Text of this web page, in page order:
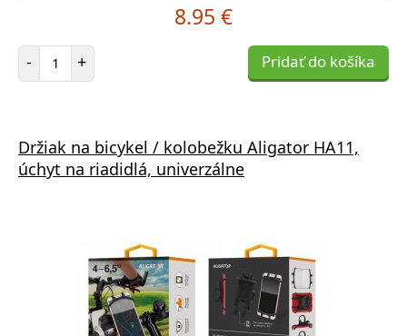
8.95 €
- Počet položiek
+ Pridať do košíka
Držiak na bicykel / kolobežku Aligator HA11,
úchyt na riadidlá, univerzálne